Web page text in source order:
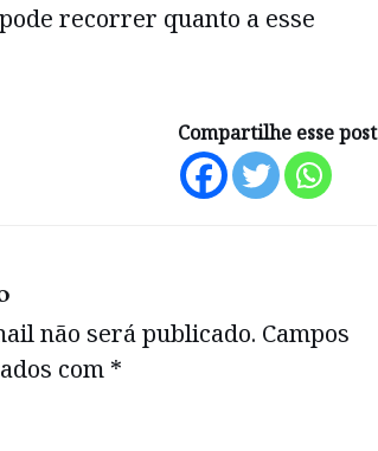
recorrer quanto a esse
Compartilhe esse post
não será publicado. Campos
com *